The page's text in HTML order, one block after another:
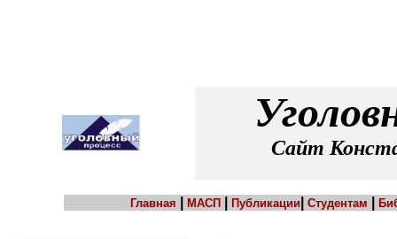
Сайт
Главная МАСП Публикации Студентам